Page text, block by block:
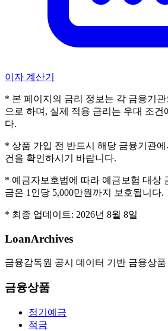
이자 계산기
* 본 페이지의 금리 정보는 각 금융기
으로 하며, 실제 적용 금리는 우대 조건
다.
* 상품 가입 전 반드시 해당 금융기관
건을 확인하시기 바랍니다.
* 예금자보호법에 따라 예금보험 대상
금은 1인당 5,000만원까지 보호됩니다.
* 최종 업데이트: 2026년 8월 8일
LoanArchives
금융감독원 공시 데이터 기반 금융상
금융상품
정기예금
적금